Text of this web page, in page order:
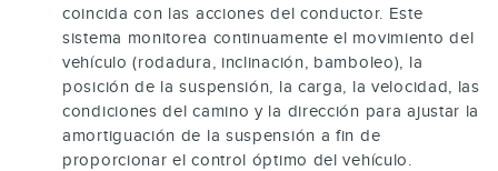
coincida con las acciones del conductor. Este
sistema monitorea continuamente el movimiento del
vehículo (rodadura, inclinación, bamboleo), la
posición de la suspensión, la carga, la velocidad, las
condiciones del camino y la dirección para ajustar la
amortiguación de la suspensión a fin de
proporcionar el control óptimo del vehículo.